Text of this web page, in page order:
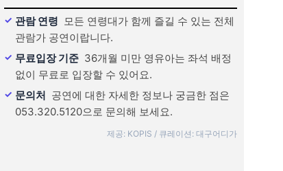
관람 연령 모든 연령대가 함께 즐길 수 있는 전체
관람가 공연이랍니다.
무료입장 기준 36개월 미만 영유아는 좌석 배정
없이 무료로 입장할 수 있어요.
문의처 공연에 대한 자세한 정보나 궁금한 점은
053.320.5120으로 문의해 보세요.
제공: KOPIS / 큐레이션: 대구어디가